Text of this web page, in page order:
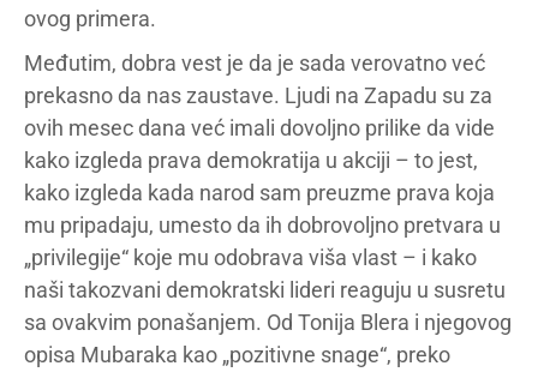
ovog primera.
Međutim, dobra vest je da je sada verovatno već
prekasno da nas zaustave. Ljudi na Zapadu su za
ovih mesec dana već imali dovoljno prilike da vide
kako izgleda prava demokratija u akciji – to jest,
kako izgleda kada narod sam preuzme prava koja
mu pripadaju, umesto da ih dobrovoljno pretvara u
„privilegije“ koje mu odobrava viša vlast – i kako
naši takozvani demokratski lideri reaguju u susretu
sa ovakvim ponašanjem. Od Tonija Blera i njegovog
opisa Mubaraka kao „pozitivne snage“, preko